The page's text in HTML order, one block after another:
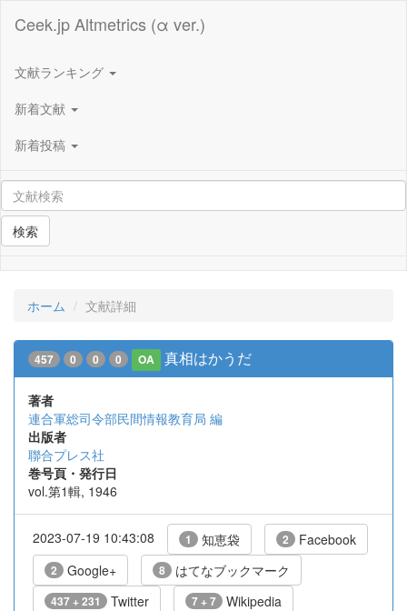
Ceek.jp Altmetrics (α ver.)
文献ランキング
新着文献
新着投稿
検索
ホーム 文献詳細
457 0 0 0 OA 真相はかうだ
著者
連合軍総司令部民間情報教育局 編
出版者
聯合プレス社
巻号頁・発行日
vol.第1輯, 1946
2023-07-19 10:43:08 1 知恵袋 2 Facebook
2 Google+ 8 はてなブックマーク
437 + 231 Twitter 7 + 7 Wikipedia